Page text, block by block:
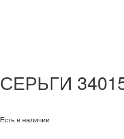
СЕРЬГИ
Есть в наличии